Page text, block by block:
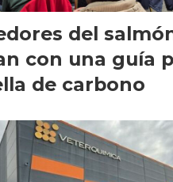
del
con una guía
de carbono